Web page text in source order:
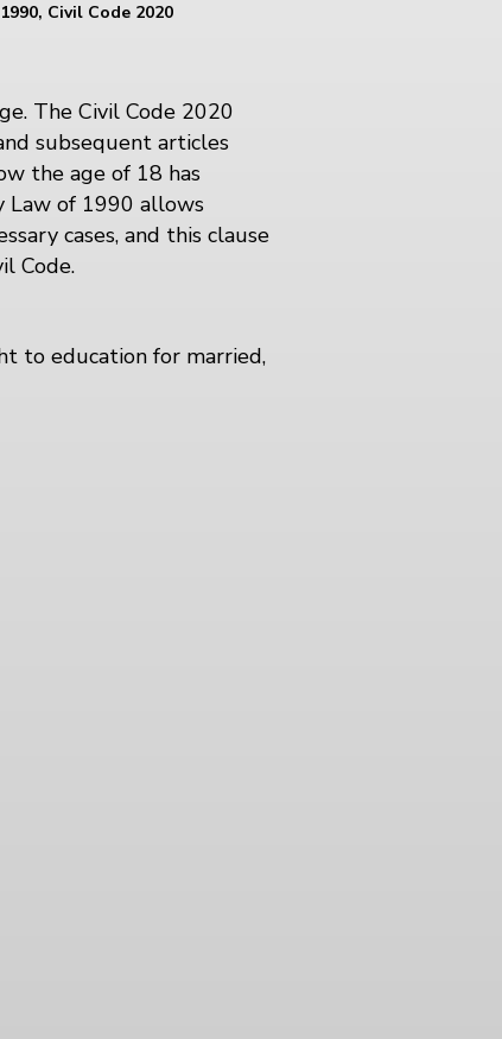
Civil Code 2020
The Civil Code 2020
subsequent articles
the age of 18 has
Law of 1990 allows
cases, and this clause
Code.
to education for married,